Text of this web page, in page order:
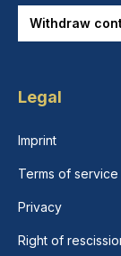
Withdraw
Legal
Imprint
Terms of service
Privacy
Right of